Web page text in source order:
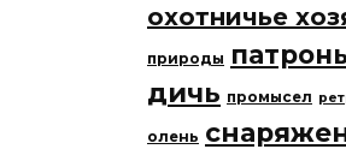
охотничье
природы
дичь промысел
олень